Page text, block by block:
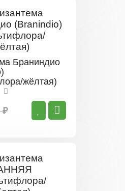
Браниндио
жёлтая)
₽